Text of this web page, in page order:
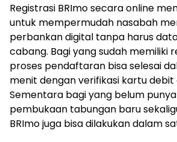
Registrasi BRImo secara online
untuk mempermudah nasabah
perbankan digital tanpa harus
cabang. Bagi yang sudah memiliki
proses pendaftaran bisa selesai
menit dengan verifikasi kartu debit
Sementara bagi yang belum
pembukaan tabungan baru
BRImo juga bisa dilakukan dalam